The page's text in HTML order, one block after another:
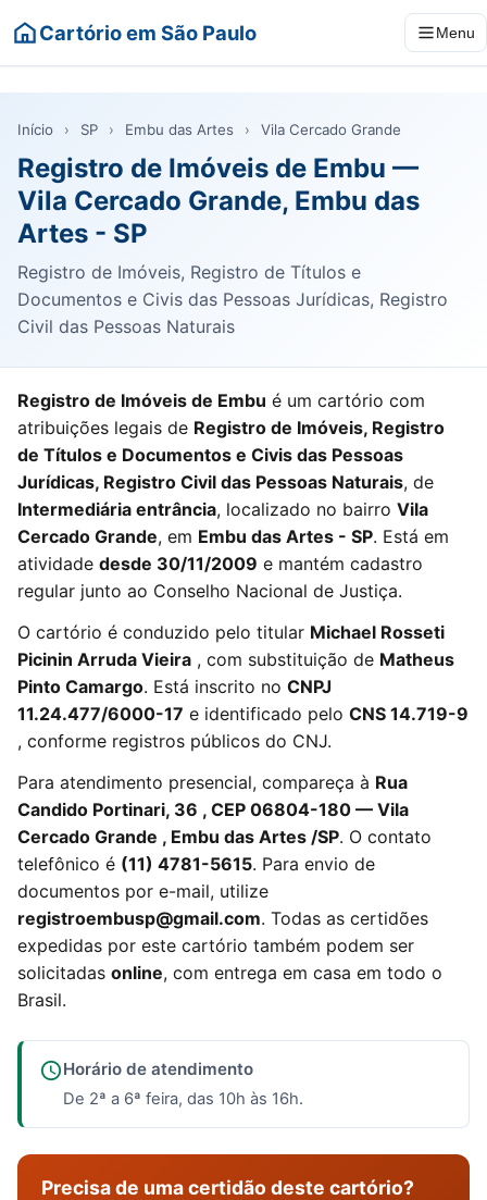
Cartório em São Paulo Menu
Início › SP › Embu das Artes › Vila Cercado Grande
Registro de Imóveis de Embu —
Vila Cercado Grande, Embu das
Artes - SP
Registro de Imóveis, Registro de Títulos e
Documentos e Civis das Pessoas Jurídicas, Registro
Civil das Pessoas Naturais
Registro de Imóveis de Embu é um cartório com
atribuições legais de Registro de Imóveis, Registro
de Títulos e Documentos e Civis das Pessoas
Jurídicas, Registro Civil das Pessoas Naturais, de
Intermediária entrância, localizado no bairro Vila
Cercado Grande, em Embu das Artes - SP. Está em
atividade desde 30/11/2009 e mantém cadastro
regular junto ao Conselho Nacional de Justiça.
O cartório é conduzido pelo titular Michael Rosseti
Picinin Arruda Vieira , com substituição de Matheus
Pinto Camargo. Está inscrito no CNPJ
11.24.477/6000-17 e identificado pelo CNS 14.719-9
, conforme registros públicos do CNJ.
Para atendimento presencial, compareça à Rua
Candido Portinari, 36 , CEP 06804-180 — Vila
Cercado Grande , Embu das Artes /SP. O contato
telefônico é (11) 4781-5615. Para envio de
documentos por e-mail, utilize
registroembusp@gmail.com. Todas as certidões
expedidas por este cartório também podem ser
solicitadas online, com entrega em casa em todo o
Brasil.
Horário de atendimento
De 2ª a 6ª feira, das 10h às 16h.
Precisa de uma certidão deste cartório?